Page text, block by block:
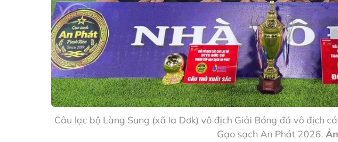
Câu lạc bộ Làng Sung (xã Ia Dơk) vô địch Giải Bóng đá vô địch
Gạo sạch An Phát 2026.